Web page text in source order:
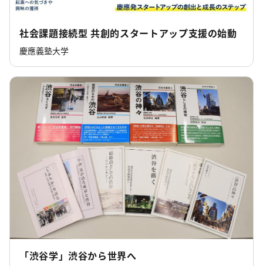
社会課題接続型 共創的スタートアップ支援の始動
慶應義塾大学
「渋谷学」渋谷から世界へ